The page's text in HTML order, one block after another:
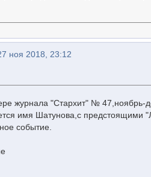
ноя 2018, 23:12
журнала "Стархит" № 47,ноябрь-
имя Шатунова,с предстоящими
событие.